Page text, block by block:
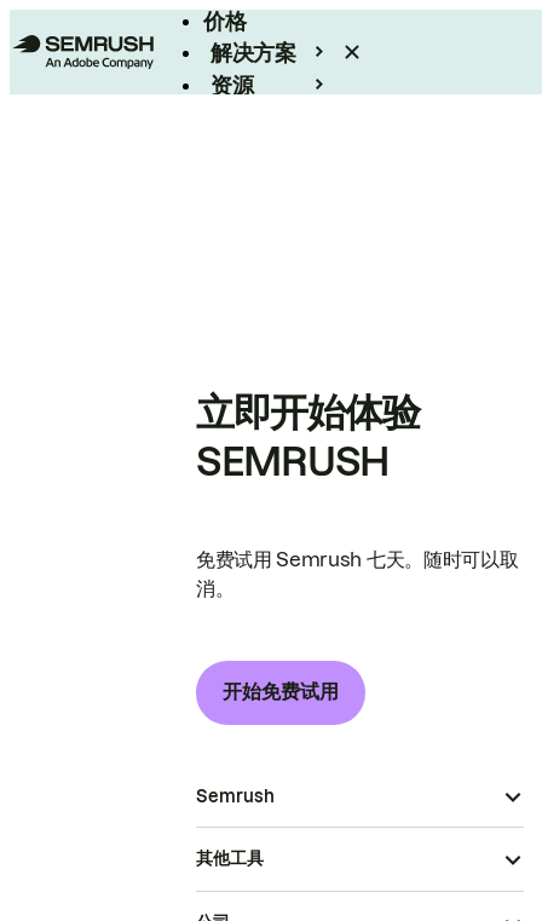
价格
解决方案
资源
立即开始体验
SEMRUSH
免费试用 Semrush 七天。随时可以取
消。
开始免费试用
Semrush
其他工具